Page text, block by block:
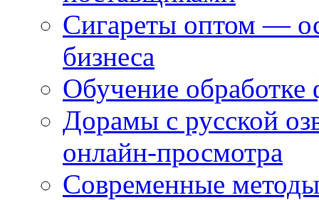
Сигареты оптом —
бизнеса
Обучение
Дорамы с русской
онлайн-просмотра
Современные